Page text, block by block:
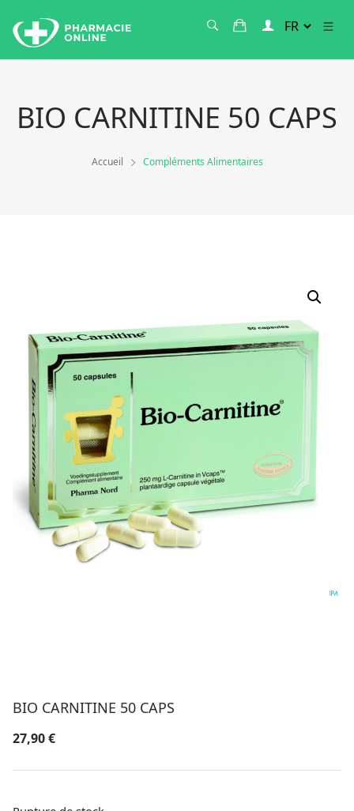
BIO CARNITINE 50 CAPS
Accueil Compléments Alimentaires
BIO CARNITINE 50 CAPS
27,90€